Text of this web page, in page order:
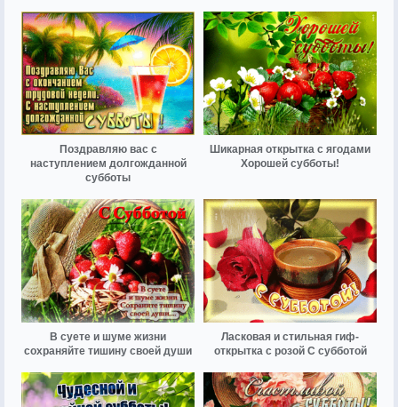
Поздравляю вас с
наступлением долгожданной
субботы
Шикарная открытка с ягодами
Хорошей субботы!
В суете и шуме жизни
сохраняйте тишину своей души
Ласковая и стильная гиф-
открытка с розой С субботой